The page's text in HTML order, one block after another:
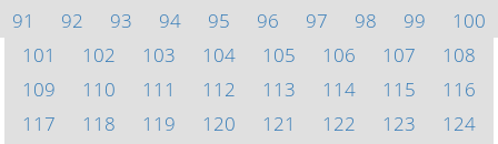
91
92 93 94 95 96 97 98 99
100
101
102 103 104 105 106 107
108
109
110 111 112 113 114 115
116
117
118 119 120 121 122 123
124